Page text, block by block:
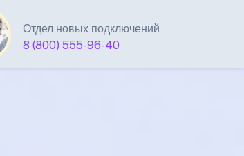
Отдел новых подключений
8 (800) 555-96-40